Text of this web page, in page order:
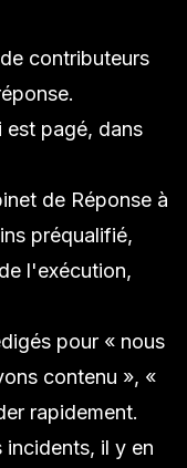
contributeurs
est pagé, dans
de Réponse à
préqualifié,
l'exécution,
pour « nous
contenu », «
rapidement.
incidents, il y en